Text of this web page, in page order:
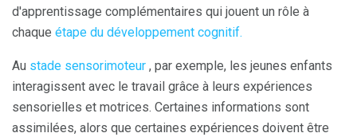
d'apprentissage complémentaires qui jouent un rôle à
chaque étape du développement cognitif.
Au stade sensorimoteur , par exemple, les jeunes enfants
interagissent avec le travail grâce à leurs expériences
sensorielles et motrices. Certaines informations sont
assimilées, alors que certaines expériences doivent être